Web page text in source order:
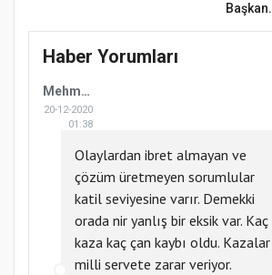
Haber Yorumları
Mehmet Baş
20-12-2020
01:38
Olaylardan ibret almayan ve
çözüm üretmeyen sorumlular
katil seviyesine varır. Demekki
orada nir yanlış bir eksik var. Kaç
kaza kaç çan kaybı oldu. Kazalar
milli servete zarar veriyor.